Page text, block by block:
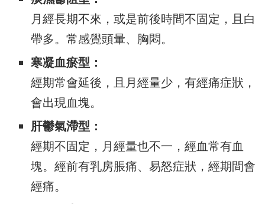
月經長期不來，或是前後時間不固定，且白
帶多。常感覺頭暈、胸悶。
寒凝血瘀型：
經期常會延後，且月經量少，有經痛症狀，
會出現血塊。
肝鬱氣滯型：
經期不固定，月經量也不一，經血常有血
塊。經前有乳房脹痛、易怒症狀，經期間會
經痛。